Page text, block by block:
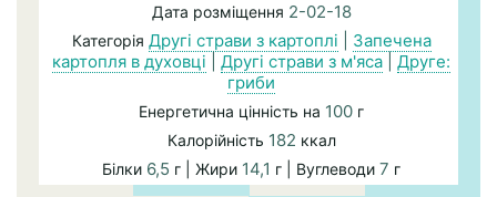
Дата розміщення 2-02-18
Категорія Другі страви з картоплі
Запечена
картопля в духовці
Другі страви з м'яса
Друге:
гриби
Енергетична цінність на 100 г
Калорійність 182 ккал
Білки 6,5 г | Жири 14,1 г | Вуглеводи 7 г